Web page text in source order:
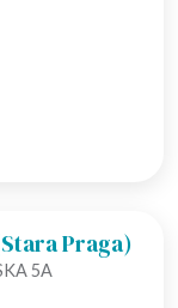
Praga)
5A